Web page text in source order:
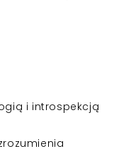
i introspekcją